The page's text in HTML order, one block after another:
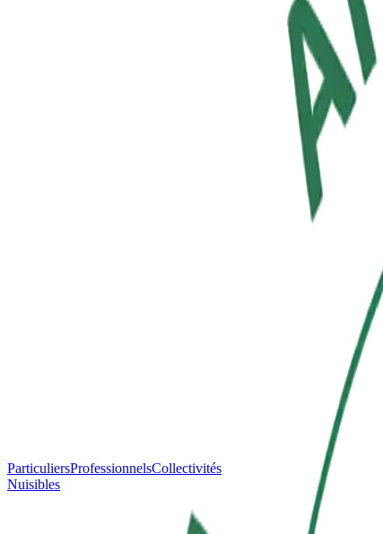
ParticuliersProfessionnelsCollectivités
Nuisibles